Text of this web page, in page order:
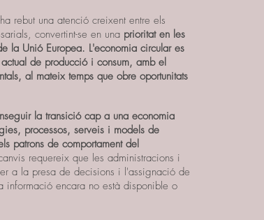
rebut una atenció creixent entre els
convertint-se en una prioritat en les
la Unió Europea. L'economia circular es
de producció i consum, amb el
al mateix temps que obre oportunitats
la transició cap a una economia
processos, serveis i models de
patrons de comportament del
requereix que les administracions i
a la presa de decisions i l'assignació de
informació encara no està disponible o